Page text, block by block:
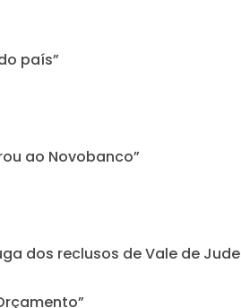
país”
ao Novobanco”
dos reclusos de Vale de